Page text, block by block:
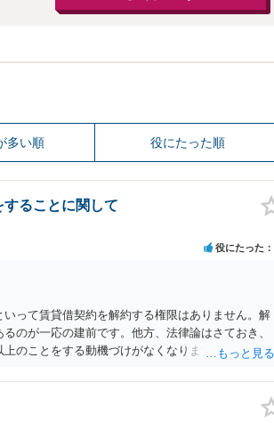
多い順 役にたった順
ることに関して
役にたった
って賃貸借契約を解約する権限はありません。解
のが一応の建前です。他方、法律論はさておき、
のことをする動機づけがなくなります。 今回進め
証人であるお知り合いさんにとっても、自身の経
だといえます。